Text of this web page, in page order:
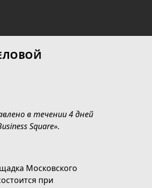
в течении 4 дней
Square».
Московского
при